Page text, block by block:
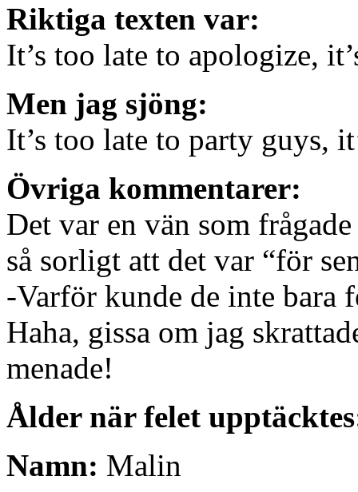
Riktiga texten var:
It’s too late to apologize,
Men jag sjöng:
It’s too late to party guys,
Övriga kommentarer:
Det var en vän som
så sorligt att det var “för
-Varför kunde de inte bara
Haha, gissa om jag
menade!
Ålder när felet
Namn: Malin